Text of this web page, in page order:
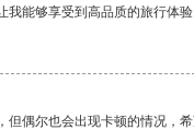
能够享受到高品质的旅行体验
偶尔也会出现卡顿的情况，希